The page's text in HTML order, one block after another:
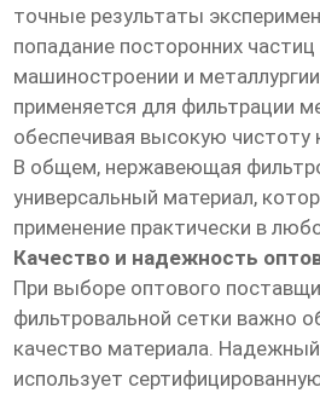
точные результаты
попадание посторонних
машиностроении и
применяется для фильтрации
обеспечивая высокую чистоту
В общем, нержавеющая
универсальный материал,
применение практически в
Качество и надежность
При выборе оптового
фильтровальной сетки важно
качество материала.
использует